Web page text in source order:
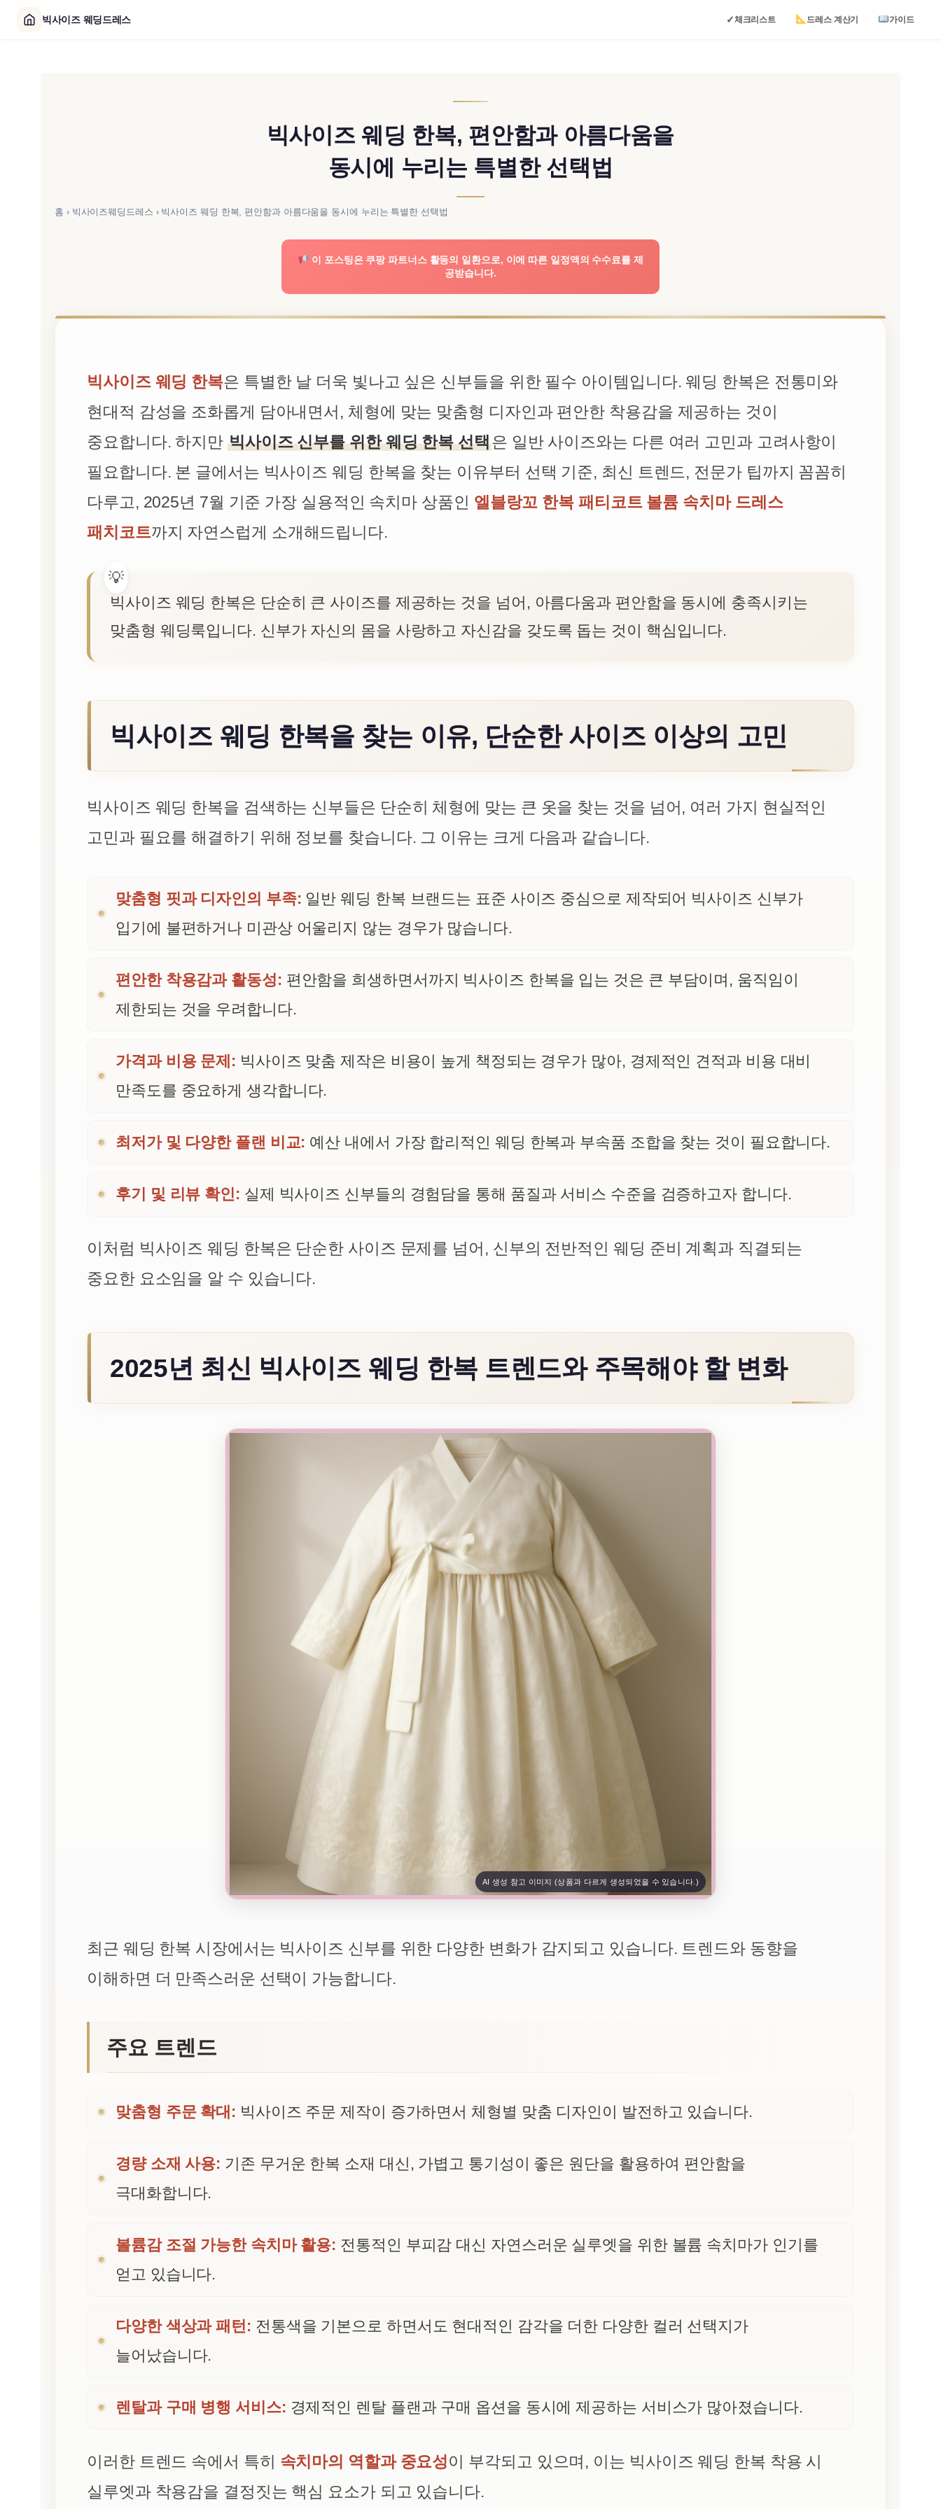
빅사이즈 웨딩 한복, 편안함과 아름다움을
동시에 누리는 특별한 선택법
홈 › 빅사이즈웨딩드레스 › 빅사이즈 웨딩 한복, 편안함과 아름다움을 동시에 누리는 특별한 선택법
이 포스팅은 쿠팡 파트너스 활동의 일환으로, 이에 따른 일정액의 수수료를 제
공받습니다.
빅사이즈 웨딩 한복은 특별한 날 더욱 빛나고 싶은 신부들을 위한 필수 아이템입니다. 웨딩 한복은 전통미와
현대적 감성을 조화롭게 담아내면서, 체형에 맞는 맞춤형 디자인과 편안한 착용감을 제공하는 것이
중요합니다. 하지만 빅사이즈 신부를 위한 웨딩 한복 선택은 일반 사이즈와는 다른 여러 고민과 고려사항이
필요합니다. 본 글에서는 빅사이즈 웨딩 한복을 찾는 이유부터 선택 기준, 최신 트렌드, 전문가 팁까지 꼼꼼히
다루고, 2025년 7월 기준 가장 실용적인 속치마 상품인 엘블랑꼬 한복 패티코트 볼륨 속치마 드레스
패치코트까지 자연스럽게 소개해드립니다.
빅사이즈 웨딩 한복은 단순히 큰 사이즈를 제공하는 것을 넘어, 아름다움과 편안함을 동시에 충족시키는
맞춤형 웨딩룩입니다. 신부가 자신의 몸을 사랑하고 자신감을 갖도록 돕는 것이 핵심입니다.
빅사이즈 웨딩 한복을 찾는 이유, 단순한 사이즈 이상의 고민
빅사이즈 웨딩 한복을 검색하는 신부들은 단순히 체형에 맞는 큰 옷을 찾는 것을 넘어, 여러 가지 현실적인
고민과 필요를 해결하기 위해 정보를 찾습니다. 그 이유는 크게 다음과 같습니다.
맞춤형 핏과 디자인의 부족: 일반 웨딩 한복 브랜드는 표준 사이즈 중심으로 제작되어 빅사이즈 신부가
입기에 불편하거나 미관상 어울리지 않는 경우가 많습니다.
편안한 착용감과 활동성: 편안함을 희생하면서까지 빅사이즈 한복을 입는 것은 큰 부담이며, 움직임이
제한되는 것을 우려합니다.
가격과 비용 문제: 빅사이즈 맞춤 제작은 비용이 높게 책정되는 경우가 많아, 경제적인 견적과 비용 대비
만족도를 중요하게 생각합니다.
최저가 및 다양한 플랜 비교: 예산 내에서 가장 합리적인 웨딩 한복과 부속품 조합을 찾는 것이 필요합니다.
후기 및 리뷰 확인: 실제 빅사이즈 신부들의 경험담을 통해 품질과 서비스 수준을 검증하고자 합니다.
이처럼 빅사이즈 웨딩 한복은 단순한 사이즈 문제를 넘어, 신부의 전반적인 웨딩 준비 계획과 직결되는
중요한 요소임을 알 수 있습니다.
2025년 최신 빅사이즈 웨딩 한복 트렌드와 주목해야 할 변화
AI 생성 참고 이미지 (상품과 다르게 생성되었을 수 있습니다.)
최근 웨딩 한복 시장에서는 빅사이즈 신부를 위한 다양한 변화가 감지되고 있습니다. 트렌드와 동향을
이해하면 더 만족스러운 선택이 가능합니다.
주요 트렌드
맞춤형 주문 확대: 빅사이즈 주문 제작이 증가하면서 체형별 맞춤 디자인이 발전하고 있습니다.
경량 소재 사용: 기존 무거운 한복 소재 대신, 가볍고 통기성이 좋은 원단을 활용하여 편안함을
극대화합니다.
볼륨감 조절 가능한 속치마 활용: 전통적인 부피감 대신 자연스러운 실루엣을 위한 볼륨 속치마가 인기를
얻고 있습니다.
다양한 색상과 패턴: 전통색을 기본으로 하면서도 현대적인 감각을 더한 다양한 컬러 선택지가
늘어났습니다.
렌탈과 구매 병행 서비스: 경제적인 렌탈 플랜과 구매 옵션을 동시에 제공하는 서비스가 많아졌습니다.
이러한 트렌드 속에서 특히 속치마의 역할과 중요성이 부각되고 있으며, 이는 빅사이즈 웨딩 한복 착용 시
실루엣과 착용감을 결정짓는 핵심 요소가 되고 있습니다.
빅사이즈 웨딩드레스 ✓체크리스트 드레스 계산기 가이드